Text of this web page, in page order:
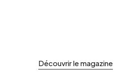
Découvrir le magazine